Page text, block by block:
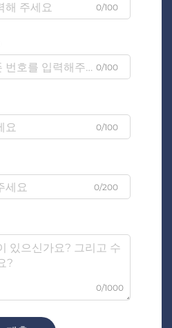
0/100
0/100
0/100
0/200
0/1000